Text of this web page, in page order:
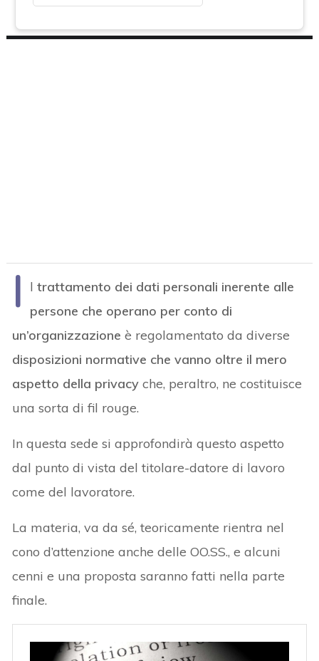
I ltrattamento dei dati personali inerente alle
persone che operano per conto di
un’organizzazione è regolamentato da diverse
disposizioni normative che vanno oltre il mero
aspetto della privacy che, peraltro, ne costituisce
una sorta di fil rouge.
In questa sede si approfondirà questo aspetto
dal punto di vista del titolare-datore di lavoro
come del lavoratore.
La materia, va da sé, teoricamente rientra nel
cono d’attenzione anche delle OO.SS., e alcuni
cenni e una proposta saranno fatti nella parte
finale.